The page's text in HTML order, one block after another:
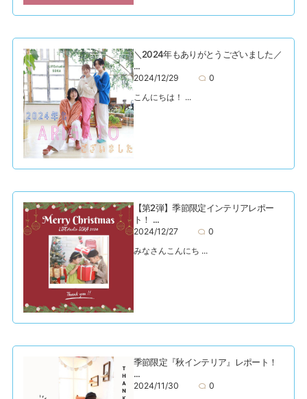
＼2024年もありがとうございました／
...
2024/12/29
0
こんにちは！ ...
【第2弾】季節限定インテリアレポー
ト！ ...
2024/12/27
0
みなさんこんにち ...
季節限定『秋インテリア』レポート！
...
2024/11/30
0